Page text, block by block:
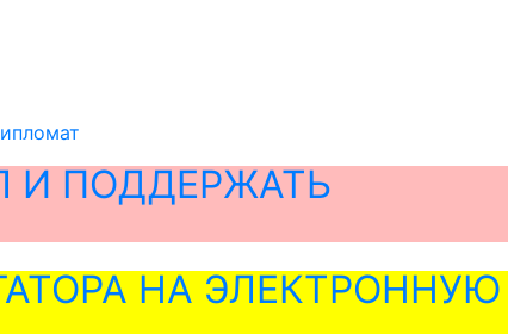
И ПОДДЕРЖАТЬ
НА ЭЛЕКТРОННУЮ